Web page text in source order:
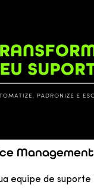
equipe de suporte